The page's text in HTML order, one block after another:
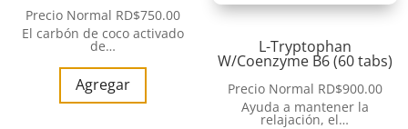
Precio Normal RD$750.00
El carbón de coco activado
de…
Agregar
L-Tryptophan
W/Coenzyme B6 (60 tabs)
Precio Normal RD$900.00
Ayuda a mantener la
relajación, el…